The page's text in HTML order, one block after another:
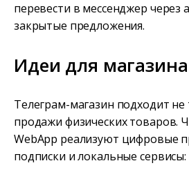
перевести в мессенджер через
закрытые предложения.
Идеи для
Телеграм-магазин подходит не
продажи физических товаров.
WebApp реализуют цифровые
подписки и локальные сервисы: